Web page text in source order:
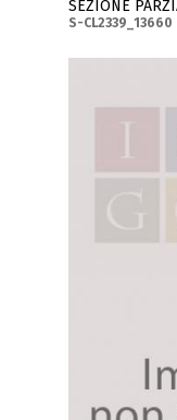
SEZIONE
S-CL2339_13660